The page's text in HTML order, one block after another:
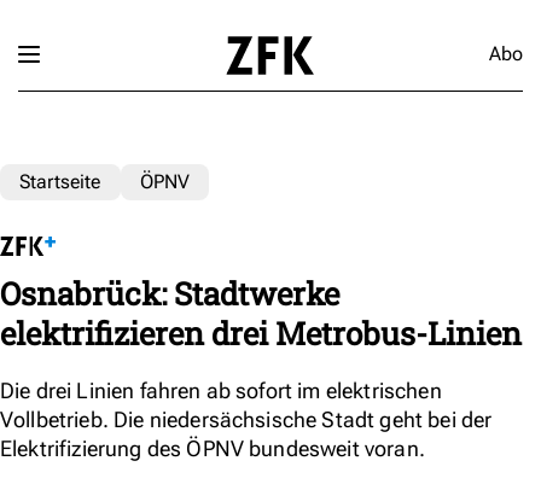
Abo
Startseite ÖPNV
Osnabrück: Stadtwerke
elektrifizieren drei Metrobus-Linien
Die drei Linien fahren ab sofort im elektrischen
Vollbetrieb. Die niedersächsische Stadt geht bei der
Elektrifizierung des ÖPNV bundesweit voran.